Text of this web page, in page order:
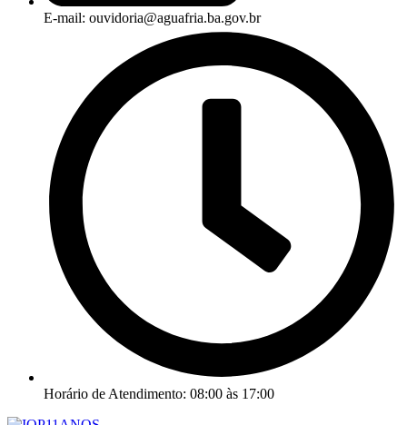
E-mail: ouvidoria@aguafria.ba.gov.br
Horário de Atendimento: 08:00 às 17:00